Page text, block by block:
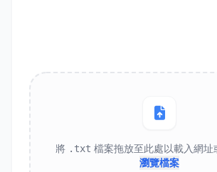
將 .txt 檔案拖放至此處以載入網址
瀏覽檔案